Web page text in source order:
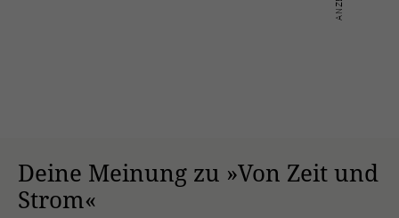
Deine Meinung zu »Von Zeit und
Strom«